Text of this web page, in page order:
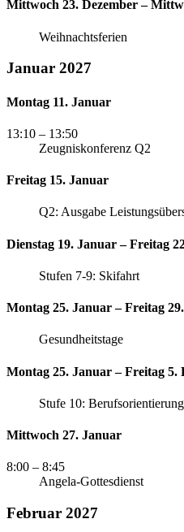
Mittwoch 23. Dezember –
Weihnachtsferien
Januar 2027
Montag 11. Januar
13:10 – 13:50
Zeugniskonferenz Q2
Freitag 15. Januar
Q2: Ausgabe
Dienstag 19. Januar – Freitag
Stufen 7-9: Skifahrt
Montag 25. Januar – Freitag
Gesundheitstage
Montag 25. Januar – Freitag 5.
Stufe 10:
Mittwoch 27. Januar
8:00 – 8:45
Angela-Gottesdienst
Februar 2027